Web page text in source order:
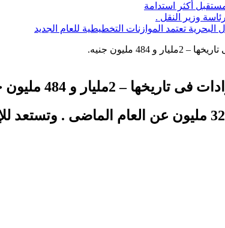
أكثر استدامة
وزير النقل .
تعتمد الموازنات التخطيطية للعام الجديد
مليون جنيه.
و 484 مليون جنيه.
الشركة تحقق فائضا 92.8مليون جنيه بزيادة 32.8 مليون